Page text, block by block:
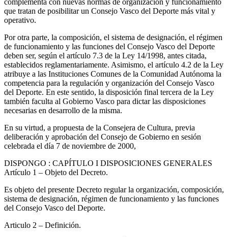
que tratan de posibilitar un Consejo Vasco del Deporte más vital y
operativo.
Por otra parte, la composición, el sistema de designación, el régimen
de funcionamiento y las funciones del Consejo Vasco del Deporte
deben ser, según el artículo 7.3 de la Ley 14/1998, antes citada,
establecidos reglamentariamente. Asimismo, el artículo 4.2 de la Ley
atribuye a las Instituciones Comunes de la Comunidad Autónoma la
competencia para la regulación y organización del Consejo Vasco
del Deporte. En este sentido, la disposición final tercera de la Ley
también faculta al Gobierno Vasco para dictar las disposiciones
necesarias en desarrollo de la misma.
En su virtud, a propuesta de la Consejera de Cultura, previa
deliberación y aprobación del Consejo de Gobierno en sesión
celebrada el día 7 de noviembre de 2000,
DISPONGO : CAPÍTULO I DISPOSICIONES GENERALES
Artículo 1 – Objeto del Decreto.
Es objeto del presente Decreto regular la organización, composición,
sistema de designación, régimen de funcionamiento y las funciones
del Consejo Vasco del Deporte.
Articulo 2 – Definición.